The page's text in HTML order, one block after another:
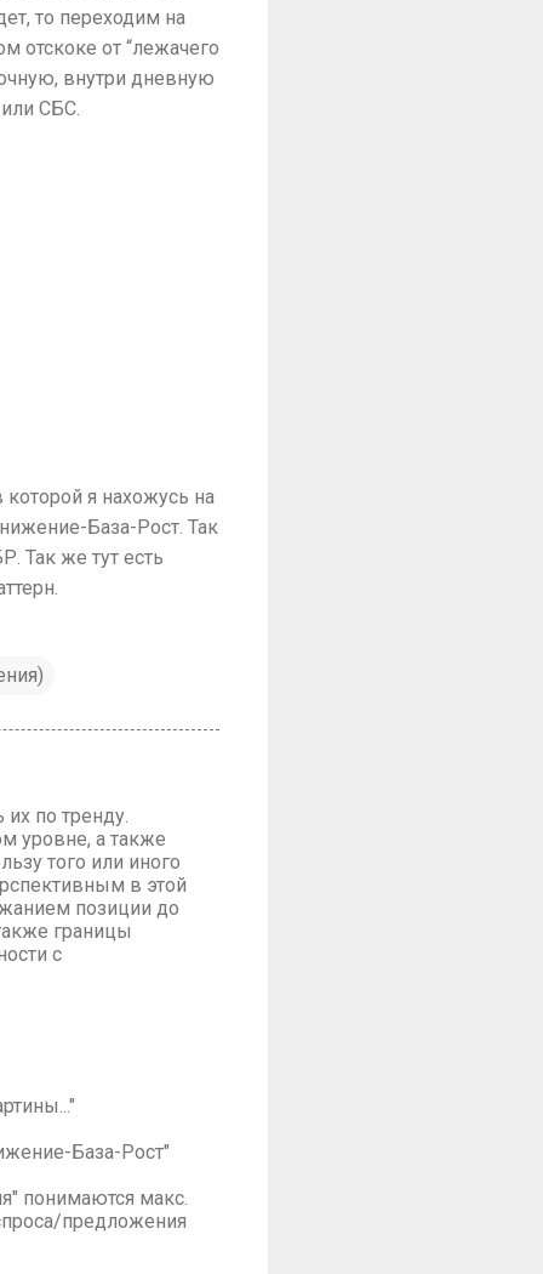
то переходим на
от “лежачего
внутри дневную
СБС.
я нахожусь на
База-Рост. Так
Так же тут есть
по тренду.
уровне, а также
того или иного
в этой
позиции до
границы
с
База-Рост"
понимаются макс.
предложения